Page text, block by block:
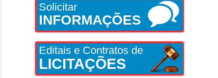
Solicitar
INFORMAÇÕES
Editais e Contratos de
LICITAÇÕES